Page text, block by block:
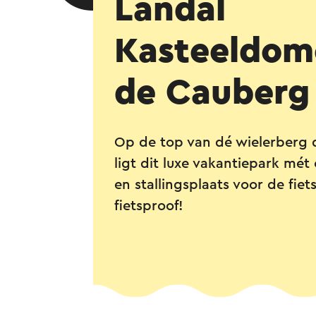
Landal
de Cauberg
Op de top van dé wielerberg
ligt dit luxe vakantiepark mét
en stallingsplaats voor de
fietsproof!